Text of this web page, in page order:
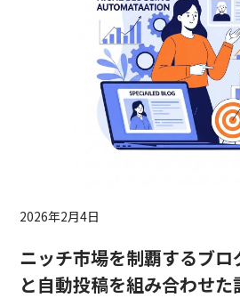
2026年2月4日
ニッチ市場を制覇するブ
と自動投稿を組み合わせた